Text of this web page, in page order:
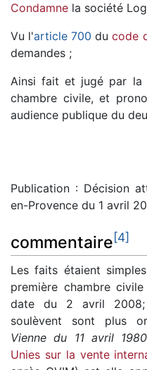
Condamne la société
Vu l'article 700 ducode
demandes ;
Ainsi fait et jugé par la
chambre civile, et
audience publique du
Publication : Décision
en-Provence du 1 avril
commentaire[4]
Les faits étaient
première chambre
date du 2 avril
soulèvent sont plus
Vienne du 11 avril 1980
Unies sur la vente